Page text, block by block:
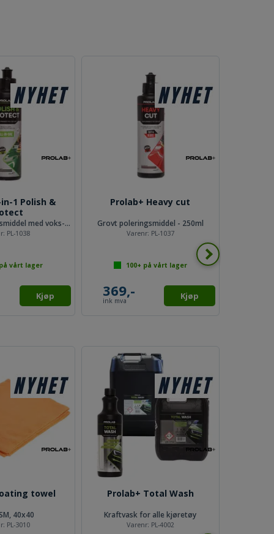
1 Polish &
1-stegs poleringsmiddel med voks- 250ml
PL-1038
vårt lager
Kjøp
Prolab+ Heavy cut
Grovt poleringsmiddel - 250ml
Varenr: PL-1037
369,-
ink mva
100+ på vårt lager
Kjøp
towel
40x40
PL-3010
Prolab+ Total Wash
Kraftvask for alle kjøretøy
Varenr: PL-4002